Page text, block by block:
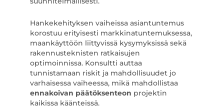
Hankekehityksen vaiheissa asiantuntemus
korostuu erityisesti markkinatuntemuksessa,
maankäyttöön liittyvissä kysymyksissä sekä
rakennusteknisten ratkaisujen
optimoinnissa. Konsultti auttaa
tunnistamaan riskit ja mahdollisuudet jo
varhaisessa vaiheessa, mikä mahdollistaa
ennakoivan päätöksenteon projektin
kaikissa käänteissä.